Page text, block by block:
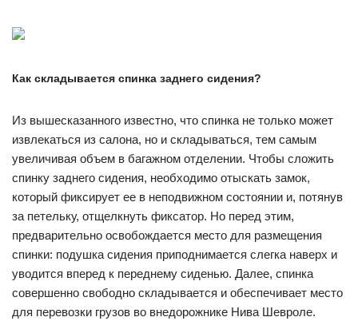
Как складывается спинка заднего сидения?
Из вышесказанного известно, что спинка не только может
извлекаться из салона, но и складываться, тем самым
увеличивая объем в багажном отделении. Чтобы сложить
спинку заднего сидения, необходимо отыскать замок,
который фиксирует ее в неподвижном состоянии и, потянув
за петельку, отщелкнуть фиксатор. Но перед этим,
предварительно освобождается место для размещения
спинки: подушка сидения приподнимается слегка наверх и
уводится вперед к переднему сиденью. Далее, спинка
совершенно свободно складывается и обеспечивает место
для перевозки грузов во внедорожнике Нива Шевроле.